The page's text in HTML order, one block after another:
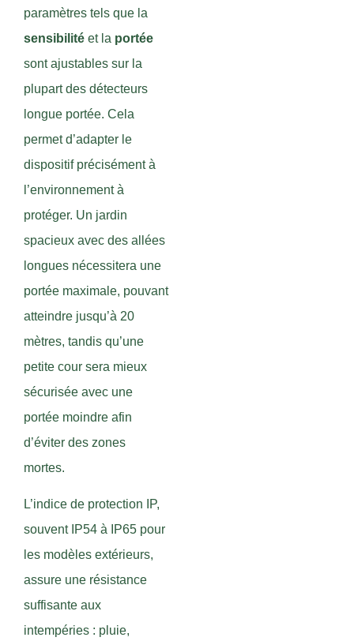
paramètres tels que la
sensibilité et la portée
sont ajustables sur la
plupart des détecteurs
longue portée. Cela
permet d’adapter le
dispositif précisément à
l’environnement à
protéger. Un jardin
spacieux avec des allées
longues nécessitera une
portée maximale, pouvant
atteindre jusqu’à 20
mètres, tandis qu’une
petite cour sera mieux
sécurisée avec une
portée moindre afin
d’éviter des zones
mortes.
L’indice de protection IP,
souvent IP54 à IP65 pour
les modèles extérieurs,
assure une résistance
suffisante aux
intempéries : pluie,